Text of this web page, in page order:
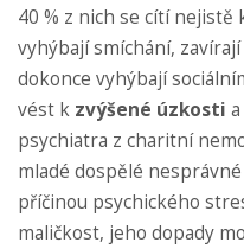
40 % z nich se cítí nejistě
vyhýbají smíchání,
dokonce vyhýbají
vést k zvýšené úzkosti
psychiatra z charitní
mladé dospělé
příčinou psychického
maličkost, jeho dopady